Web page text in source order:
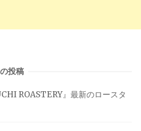
投稿
ROASTERY』最新のロースタ